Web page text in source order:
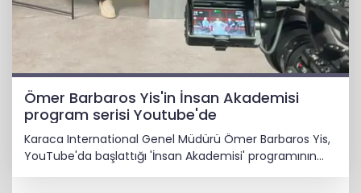
Ömer Barbaros Yis'in İnsan Akademisi
program serisi Youtube'de
Karaca International Genel Müdürü Ömer Barbaros Yis,
YouTube'da başlattığı 'İnsan Akademisi' programının